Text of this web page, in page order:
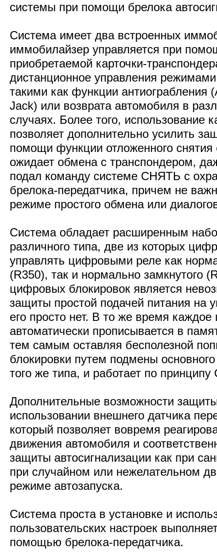
системы при помощи брелока
Система имеет два встроенных
иммобилайзер управляется при
приобретаемой карточки-
дистанционное управления
такими как функции антиограбления
Jack) или возврата автомобиля в
случаях. Более того, использование
позволяет дополнительно усилить
помощи функции отложенного снятия
ожидает обмена с транспондером,
подал команду системе СНЯТЬ с
брелока-передатчика, причем не
режиме простого обмена или
Система обладает расширенным
различного типа, две из которых
управлять цифровыми реле как
(R350), так и нормально замкнутого
цифровых блокировок является
защиты простой подачей питания на
его просто нет. В то же время
автоматически прописывается в
тем самым оставляя бесполезной
блокировки путем подмены
того же типа, и работает по
Дополнительные возможности
использовании внешнего датчика
который позволяет вовремя
движения автомобиля и
защиты автосигнализации как при
при случайном или нежелательном
режиме автозапуска.
Система проста в установке и
пользовательских настроек
помощью брелока-передатчика.